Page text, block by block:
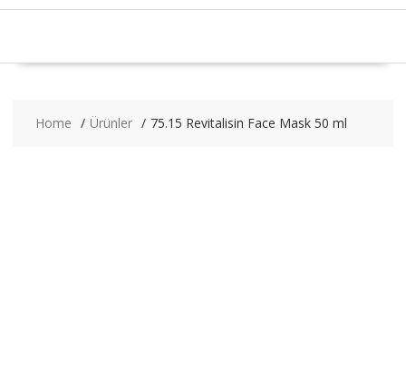
Home Ürünler 75.15 Revitalisin Face Mask 50 ml